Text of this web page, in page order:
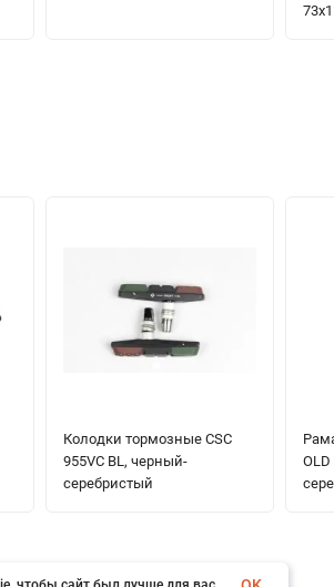
Колодки тормозные CSC
955VC BL, черный-
серебристый